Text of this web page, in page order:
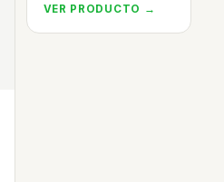
VER PRODUCTO →